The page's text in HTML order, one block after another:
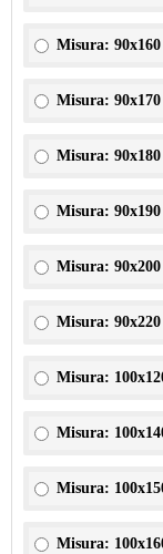
Misura:
Misura:
Misura:
Misura:
Misura:
Misura:
Misura:
Misura:
Misura:
Misura: